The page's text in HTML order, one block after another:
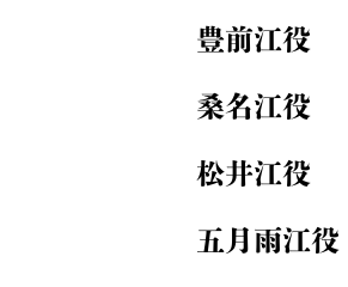
豊前江役
桑名江役
松井江役
五月雨江役